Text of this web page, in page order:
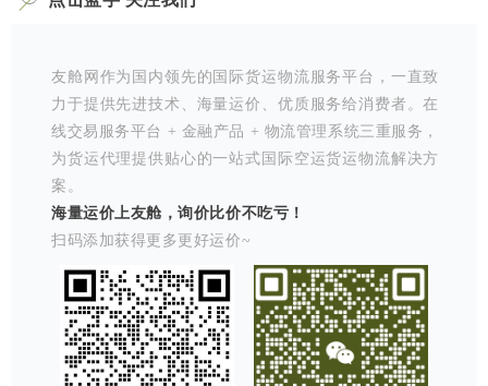
友舱网作为国内领先的国际货运物流服务平台，一直致
力于提供先进技术、海量运价、优质服务给消费者。在
线交易服务平台 + 金融产品 + 物流管理系统三重服务，
为货运代理提供贴心的一站式国际空运货运物流解决方
案。
海量运价上友舱，询价比价不吃亏！
扫码添加获得更多更好运价~